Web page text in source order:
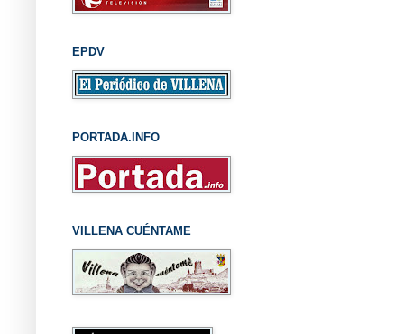
EPDV
PORTADA.INFO
VILLENA CUÉNTAME